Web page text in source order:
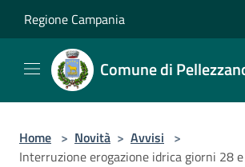
Regione Campania
Comune di
Home > Novità > Avvisi >
Interruzione erogazione idrica giorni 28